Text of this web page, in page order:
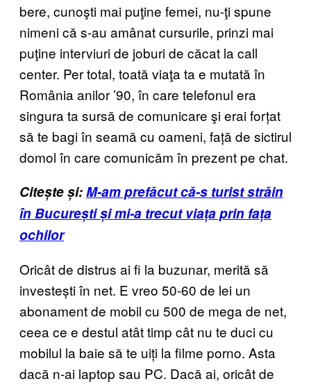
bere, cunoşti mai puţine femei, nu-ţi spune
nimeni că s-au amânat cursurile, prinzi mai
puţine interviuri de joburi de căcat la call
center. Per total, toată viaţa ta e mutată în
România anilor ’90, în care telefonul era
singura ta sursă de comunicare şi erai forțat
să te bagi în seamă cu oameni, față de sictirul
domol în care comunicăm în prezent pe chat.
Citește și:M-am prefăcut că-s turist străin
în București și mi-a trecut viața prin fața
ochilor
Oricât de distrus ai fi la buzunar, merită să
investești în net. E vreo 50-60 de lei un
abonament de mobil cu 500 de mega de net,
ceea ce e destul atât timp cât nu te duci cu
mobilul la baie să te uiți la filme porno. Asta
dacă n-ai laptop sau PC. Dacă ai, oricât de